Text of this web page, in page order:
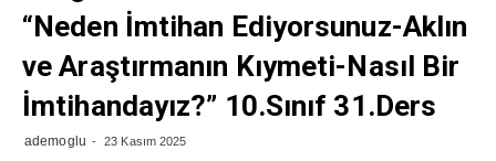
“Neden İmtihan Ediyorsunuz-Aklın
ve Araştırmanın Kıymeti-Nasıl Bir
İmtihandayız?” 10.Sınıf 31.Ders
ademoglu 23 Kasım 2025